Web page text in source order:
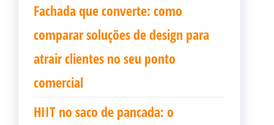
Fachada que converte: como
comparar soluções de design para
atrair clientes no seu ponto
comercial
HIIT no saco de pancada: o